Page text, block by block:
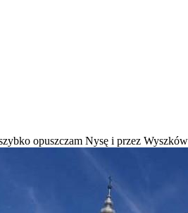
opuszczam Nysę i przez